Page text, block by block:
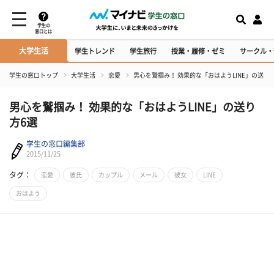
学生の
窓口とは
大学生活 学生トレンド 学生旅行 授業・履修・ゼミ サークル
学生の窓口トップ 大学生活 恋愛 男心を鷲掴み！ 効果的な「おはようLINE」の送り
男心を鷲掴み！ 効果的な「おはようLINE」の送り
方6選
学生の窓口編集部
2015/11/25
タグ： 恋愛 彼氏 カップル メール 彼女 LINE
おはよう